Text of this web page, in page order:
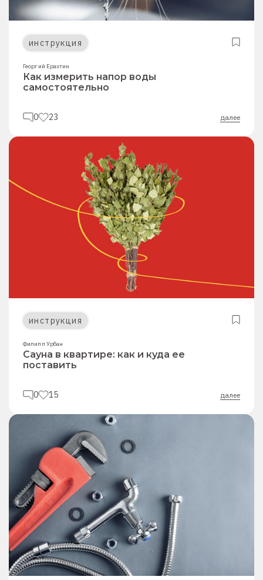
инструкция
Георгий Ерахтин
Как измерить напор воды
самостоятельно
0 23 далее
инструкция
Филипп Урбан
Сауна в квартире: как и куда ее
поставить
0 15 далее